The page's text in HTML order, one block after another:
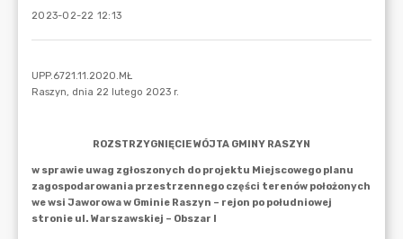
2023-02-22 12:13